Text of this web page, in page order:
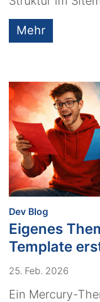
Mehr
Dev Blog
Eigenes
Template
25. Feb. 2026
Ein Mercury-